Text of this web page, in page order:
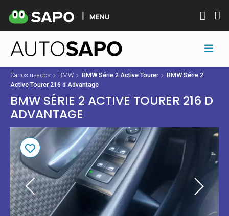
MENU
Carros usados BMW BMW Série 2 Active Tourer
BMW Série 2
Active Tourer 216 d Advantage
BMW SÉRIE 2 ACTIVE TOURER 216 D
ADVANTAGE